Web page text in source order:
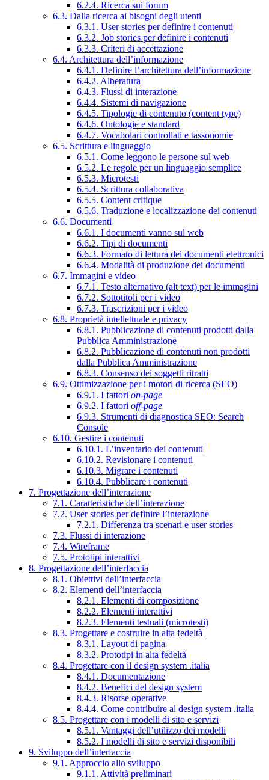
6.2.4. Ricerca sui forum
6.3. Dalla ricerca ai bisogni degli utenti
6.3.1. User stories per definire i contenuti
6.3.2. Job stories per definire i contenuti
6.3.3. Criteri di accettazione
6.4. Architettura dell’informazione
6.4.1. Definire l’architettura dell’informazione
6.4.2. Alberatura
6.4.3. Flussi di interazione
6.4.4. Sistemi di navigazione
6.4.5. Tipologie di contenuto (content type)
6.4.6. Ontologie e standard
6.4.7. Vocabolari controllati e tassonomie
6.5. Scrittura e linguaggio
6.5.1. Come leggono le persone sul web
6.5.2. Le regole per un linguaggio semplice
6.5.3. Microtesti
6.5.4. Scrittura collaborativa
6.5.5. Content critique
6.5.6. Traduzione e localizzazione dei contenuti
6.6. Documenti
6.6.1. I documenti vanno sul web
6.6.2. Tipi di documenti
6.6.3. Formato di lettura dei documenti elettronici
6.6.4. Modalità di produzione dei documenti
6.7. Immagini e video
6.7.1. Testo alternativo (alt text) per le immagini
6.7.2. Sottotitoli per i video
6.7.3. Trascrizioni per i video
6.8. Proprietà intellettuale e privacy
6.8.1. Pubblicazione di contenuti prodotti dalla
Pubblica Amministrazione
6.8.2. Pubblicazione di contenuti non prodotti
dalla Pubblica Amministrazione
6.8.3. Consenso dei soggetti ritratti
6.9. Ottimizzazione per i motori di ricerca (SEO)
6.9.1. I fattori on-page
6.9.2. I fattori off-page
6.9.3. Strumenti di diagnostica SEO: Search
Console
6.10. Gestire i contenuti
6.10.1. L’inventario dei contenuti
6.10.2. Revisionare i contenuti
6.10.3. Migrare i contenuti
6.10.4. Pubblicare i contenuti
7. Progettazione dell’interazione
7.1. Caratteristiche dell’interazione
7.2. User stories per definire l’interazione
7.2.1. Differenza tra scenari e user stories
7.3. Flussi di interazione
7.4. Wireframe
7.5. Prototipi interattivi
8. Progettazione dell’interfaccia
8.1. Obiettivi dell’interfaccia
8.2. Elementi dell’interfaccia
8.2.1. Elementi di composizione
8.2.2. Elementi interattivi
8.2.3. Elementi testuali (microtesti)
8.3. Progettare e costruire in alta fedeltà
8.3.1. Layout di pagina
8.3.2. Prototipi in alta fedeltà
8.4. Progettare con il design system .italia
8.4.1. Documentazione
8.4.2. Benefici del design system
8.4.3. Risorse operative
8.4.4. Come contribuire al design system .italia
8.5. Progettare con i modelli di sito e servizi
8.5.1. Vantaggi dell’utilizzo dei modelli
8.5.2. I modelli di sito e servizi disponibili
9. Sviluppo dell’interfaccia
9.1. Approccio allo sviluppo
9.1.1. Attività preliminari